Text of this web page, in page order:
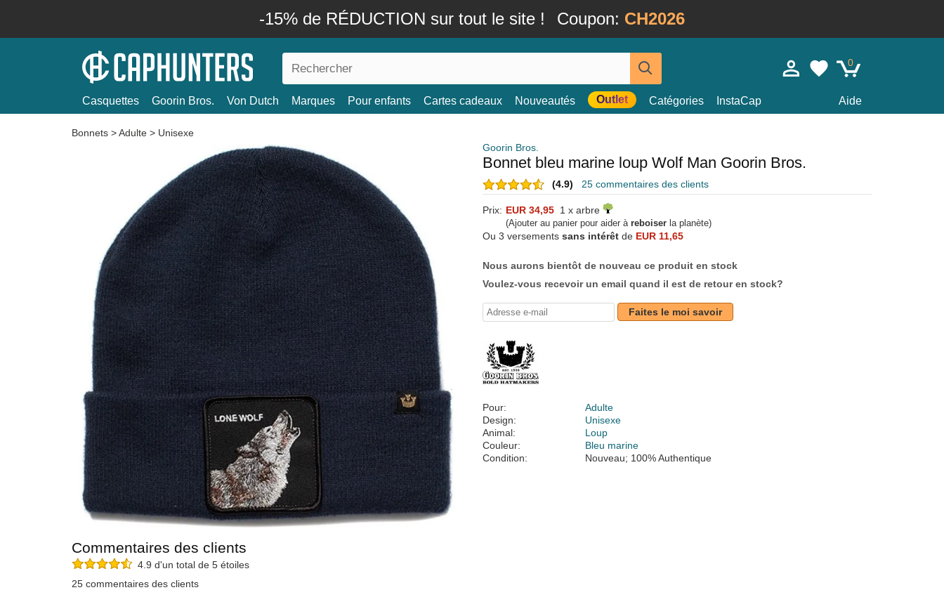
-15% de RÉDUCTION sur tout le site ! Coupon: CH2026
0
Casquettes Goorin Bros. Von Dutch Marques Pour enfants Cartes cadeaux Nouveautés Outlet Catégories InstaCap Aide
Bonnets >Adulte > Unisexe
Goorin Bros.
Bonnet bleu marine loup Wolf Man Goorin Bros.
(4.9) 25 commentaires des clients
Prix: EUR 34,95 1 x arbre
(Ajouter au panier pour aider à reboiser la planète)
Ou 3 versements sans intérêt de EUR 11,65
Nous aurons bientôt de nouveau ce produit en stock
Voulez-vous recevoir un email quand il est de retour en stock?
Faites le moi savoir
Pour:
Adulte
Design:
Unisexe
Animal:
Loup
Couleur:
Bleu marine
Condition:
Nouveau; 100% Authentique
Commentaires des clients
4.9 d'un total de 5 étoiles
25 commentaires des clients